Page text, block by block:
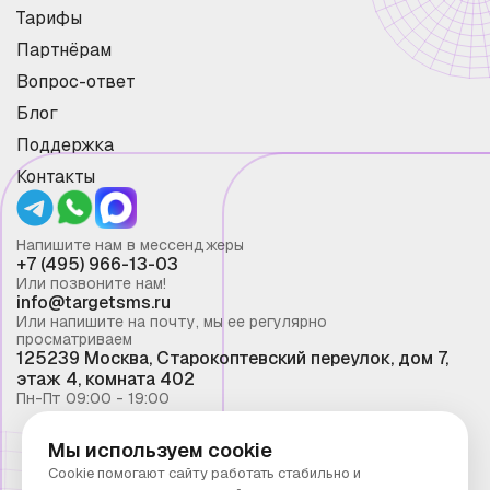
Тарифы
Партнёрам
Вопрос-ответ
Блог
Поддержка
Контакты
Напишите нам в мессенджеры
+7 (495) 966-13-03
Или позвоните нам!
info@targetsms.ru
Или напишите на почту, мы ее регулярно
просматриваем
125239 Москва, Старокоптевский переулок, дом 7,
этаж 4, комната 402
Пн-Пт 09:00 - 19:00
Смс рассылка 2026 ©
Мы используем cookie
Cookie помогают сайту работать стабильно и